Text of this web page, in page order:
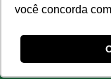
você concorda